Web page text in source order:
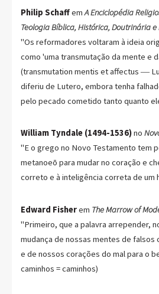
Philip SchaffemA Enciclopédia
Teologia Bíblica, Histórica, Doutrinária
"Os reformadores voltaram à ideia
como 'uma transmutação da mente e
(transmutation mentis et affectus ―
diferiu de Lutero, embora tenha
pelo pecado cometido tanto quanto
William Tyndale (1494-1536)no
"E o grego no Novo Testamento tem
metanoeō para mudar no coração e
correto e à inteligência correta de um
Edward Fisherem The Marrow of
"Primeiro, que a palavra arrepender,
mudança de nossas mentes de falsos
e de nossos corações do mal para o
caminhos = caminhos)